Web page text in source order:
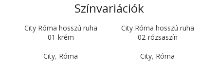
Színvariációk
City Róma hosszú ruha
01-krém
City, Róma
City Róma hosszú ruha
02-rózsaszín
City, Róma